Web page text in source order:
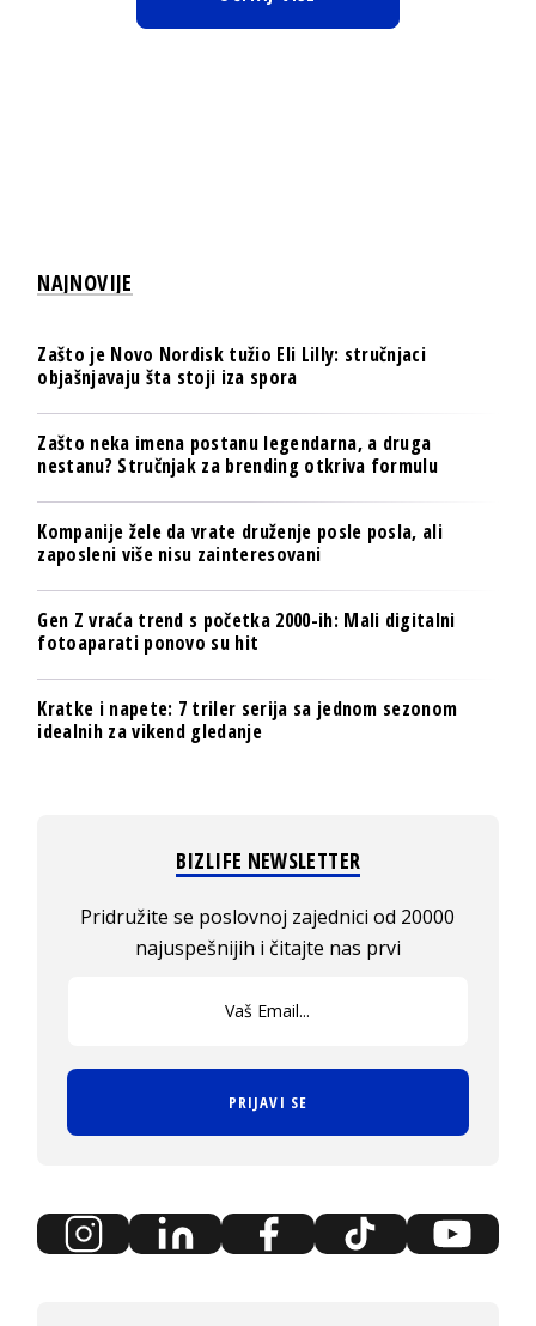
NAJNOVIJE
Zašto je Novo Nordisk tužio Eli Lilly: stručnjaci
objašnjavaju šta stoji iza spora
Zašto neka imena postanu legendarna, a druga
nestanu? Stručnjak za brending otkriva formulu
Kompanije žele da vrate druženje posle posla, ali
zaposleni više nisu zainteresovani
Gen Z vraća trend s početka 2000-ih: Mali digitalni
fotoaparati ponovo su hit
Kratke i napete: 7 triler serija sa jednom sezonom
idealnih za vikend gledanje
BIZLIFE NEWSLETTER
Pridružite se poslovnoj zajednici od 20000
najuspešnijih i čitajte nas prvi
PRIJAVI SE